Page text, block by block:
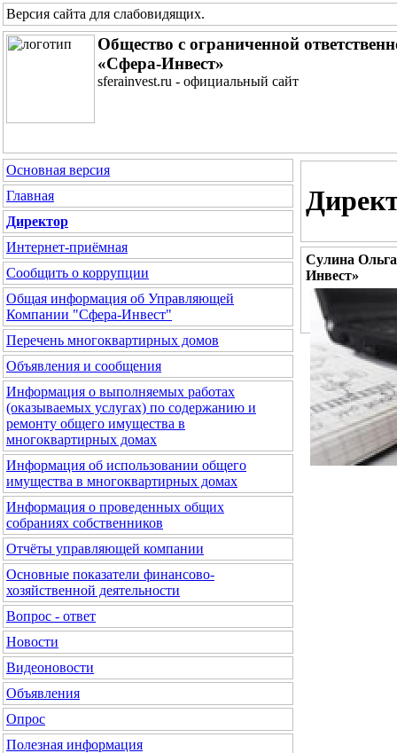
Версия сайта для слабовидящих.
Общество с ограниченной
«Сфера-Инвест»
sferainvest.ru - официальный сайт
Основная версия
Главная
Директор
Интернет-приёмная
Сообщить о коррупции
Общая информация об Управляющей
Компании "Сфера-Инвест"
Перечень многоквартирных домов
Объявления и сообщения
Информация о выполняемых работах
(оказываемых услугах) по содержанию и
ремонту общего имущества в
многоквартирных домах
Информация об использовании общего
имущества в многоквартирных домах
Информация о проведенных общих
собраниях собственников
Отчёты управляющей компании
Основные показатели финансово-
хозяйственной деятельности
Вопрос - ответ
Новости
Видеоновости
Объявления
Опрос
Полезная информация
Сулина
Инвест»